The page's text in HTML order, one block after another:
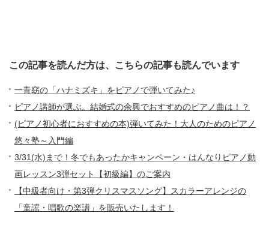
この記事を読んだ方は、こちらの記事も読んでいます
一青窈の「ハナミズキ」をピアノで弾いてみた♪
ピアノ講師が選ぶ。結婚式の余興でおすすめのピアノ曲は！？
(ピアノ初心者におすすめの本)弾いてみた！大人のためのピアノ
悠々塾～入門編
3/31(水)まで！冬でもあったかキャンペーン・はんなりピアノ動
画レッスン3弾セット【初級編】のご案内
【中級者向け・第3弾クリスマスソング】スカラーアレンジの
「童謡・唱歌の楽譜」を販売いたします！